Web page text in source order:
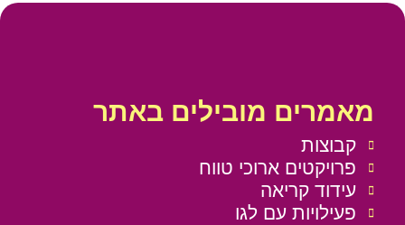
מאמרים מובילים באתר
קבוצות
פרויקטים ארוכי טווח
עידוד קריאה
פעילויות עם לגו